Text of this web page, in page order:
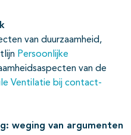
van duurzaamheid,
Persoonlijke
van de
Ventilatie bij contact-
weging van argumenten